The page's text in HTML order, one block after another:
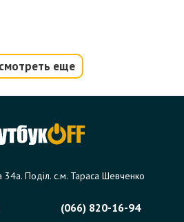
еще
34а. Поділ. с.м. Тараса Шевченко
(066) 820-16-94